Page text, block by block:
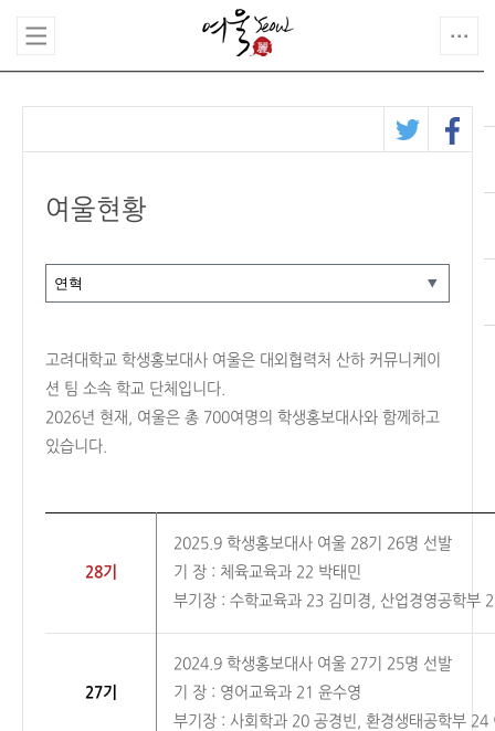
여울현황
고려대학교 학생홍보대사 여울은 대외협력처 산하 커뮤니케이
션 팀 소속 학교 단체입니다.
2026년 현재, 여울은 총 700여명의 학생홍보대사와 함께하고
있습니다.
28기
2025.9 학생홍보대사 여울 28기 26명 선발
기 장 : 체육교육과 22 박태민
부기장 : 수학교육과 23 김미경, 산업경영공학부
27기
2024.9 학생홍보대사 여울 27기 25명 선발
기 장 : 영어교육과 21 윤수영
부기장 : 사회학과 20 공경빈, 환경생태공학부 24